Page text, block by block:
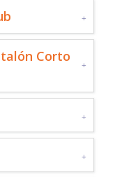
Corto